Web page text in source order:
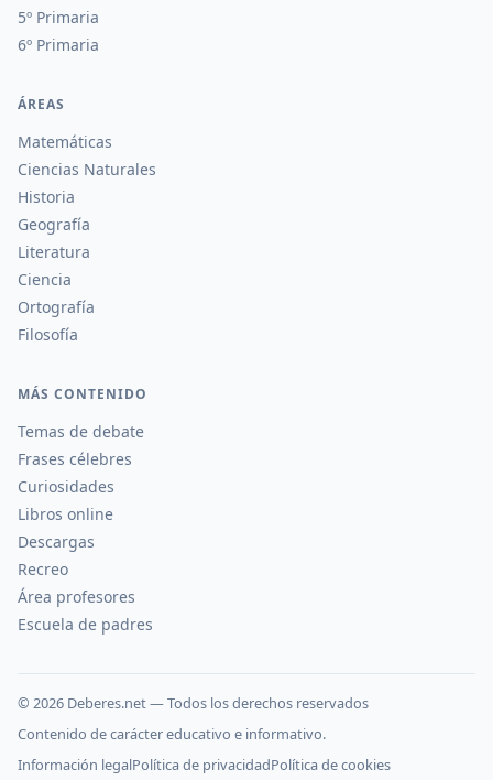
5º Primaria
6º Primaria
ÁREAS
Matemáticas
Ciencias Naturales
Historia
Geografía
Literatura
Ciencia
Ortografía
Filosofía
MÁS CONTENIDO
Temas de debate
Frases célebres
Curiosidades
Libros online
Descargas
Recreo
Área profesores
Escuela de padres
© 2026 Deberes.net — Todos los derechos reservados
Contenido de carácter educativo e informativo.
Información legalPolítica de privacidadPolítica de cookies